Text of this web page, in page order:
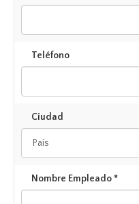
Teléfono
Ciudad
Nombre Empleado *